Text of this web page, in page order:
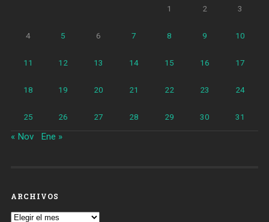
1 2 3
4 5 6 7 8 9 10
11 12 13 14 15 16 17
18 19 20 21 22 23 24
25 26 27 28 29 30 31
« Nov Ene »
ARCHIVOS
Archivos